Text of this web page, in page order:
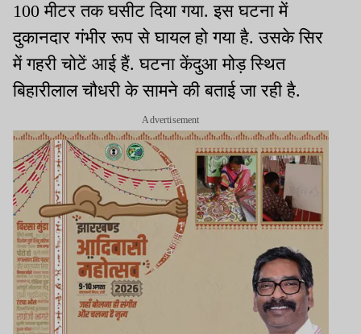
100 मीटर तक घसीट दिया गया. इस घटना में
दुकानदार गंभीर रूप से घायल हो गया है. उसके सिर
में गहरी चोटें आई हैं. घटना केंदुआ मोड़ स्थित
बिहारीलाल चौधरी के सामने की बताई जा रही है.
Advertisement